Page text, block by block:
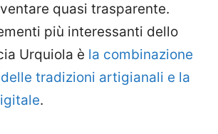
quasi trasparente.
più interessanti dello
Urquiola è la combinazione
tradizioni artigianali e la
.